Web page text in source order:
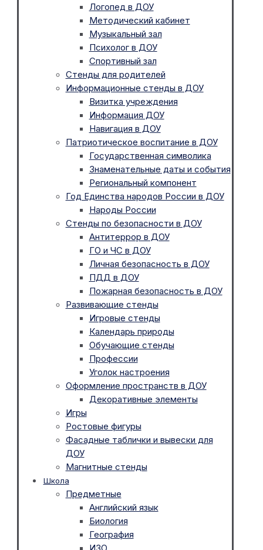
Логопед в ДОУ
Методический кабинет
Музыкальный зал
Психолог в ДОУ
Спортивный зал
Стенды для родителей
Информационные стенды в ДОУ
Визитка учреждения
Информация ДОУ
Навигация в ДОУ
Патриотическое воспитание в ДОУ
Государственная символика
Знаменательные даты и события
Региональный компонент
Год Единства народов России в ДОУ
Народы России
Стенды по безопасности в ДОУ
Антитеррор в ДОУ
ГО и ЧС в ДОУ
Личная безопасность в ДОУ
ПДД в ДОУ
Пожарная безопасность в ДОУ
Развивающие стенды
Игровые стенды
Календарь природы
Обучающие стенды
Профессии
Уголок настроения
Оформление пространств в ДОУ
Декоративные элементы
Игры
Ростовые фигуры
Фасадные таблички и вывески для
ДОУ
Магнитные стенды
Школа
Предметные
Английский язык
Биология
География